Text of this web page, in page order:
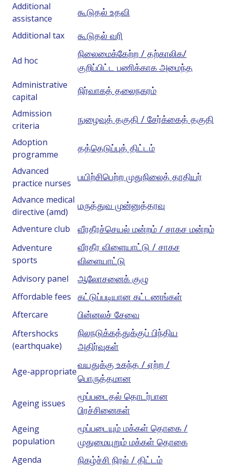
Additional
assistance
கூடுதல் உதவி
Additional tax கூடுதல் வரி
Ad hoc
நிலைமைக்கேற்ற / தற்காலிக/
குறிப்பிட்ட பணிக்காக அமைந்த
Administrative
capital
நிர்வாகத் தலைநகரம்
Admission
criteria
நுழைவுத் தகுதி / சேர்க்கைத் தகுதி
Adoption
programme
தத்தெடுப்புத் திட்டம்
Advanced
practice nurses
பயிற்சிபெற்ற முதுநிலைத் தாதியர்
Advance medical
directive (amd)
மருத்துவ முன்னுத்தரவு
Adventure club வீரதீரச்செயல் மன்றம் / சாகச மன்றம்
Adventure
sports
வீரதீர விளையாட்டு / சாகச
விளையாட்டு
Advisory panel ஆலோசனைக் குழு
Affordable fees கட்டுப்படியான கட்டணங்கள்
Aftercare பின்னலச் சேவை
Aftershocks
(earthquake)
நிலநடுக்கத்துக்குப் பிந்திய
அதிர்வுகள்
Age-appropriate
வயதுக்கு உகந்த / ஏற்ற /
பொருத்தமான
Ageing issues
மூப்படைதல் தொடர்பான
பிரச்சினைகள்
Ageing
population
மூப்படையும் மக்கள் தொகை /
முதுமையுறும் மக்கள் தொகை
Agenda
நிகழ்ச்சி நிரல் / திட்டம்